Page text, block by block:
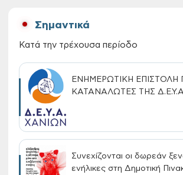
Σημαντικά
Κατά την τρέχουσα περίοδο
ΕΝΗΜΕΡΩΤΙΚΗ ΕΠΙΣΤΟΛΗ
ΚΑΤΑΝΑΛΩΤΕΣ ΤΗΣ
Συνεχίζονται οι δωρεάν
ενήλικες στη Δημοτική